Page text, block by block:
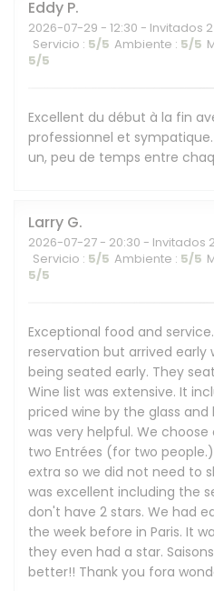
Eddy P
2026-07-29 - 12:30 - Invitados 2
Servicio : 5/5 Ambiente : 5/5
5/5
Excellent du début à la fin
professionnel et
un, peu de temps entre
Larry G
2026-07-27 - 20:30 - Invitados 2
Servicio : 5/5 Ambiente : 5/5
5/5
Exceptional food and
reservation but arrived
being seated early. They
Wine list was extensive. It
priced wine by the glass
was very helpful. We
two Entrées (for two
extra so we did not need to
was excellent including the
don't have 2 stars. We had
the week before in Paris. It
they even had a star.
better!! Thank you fora